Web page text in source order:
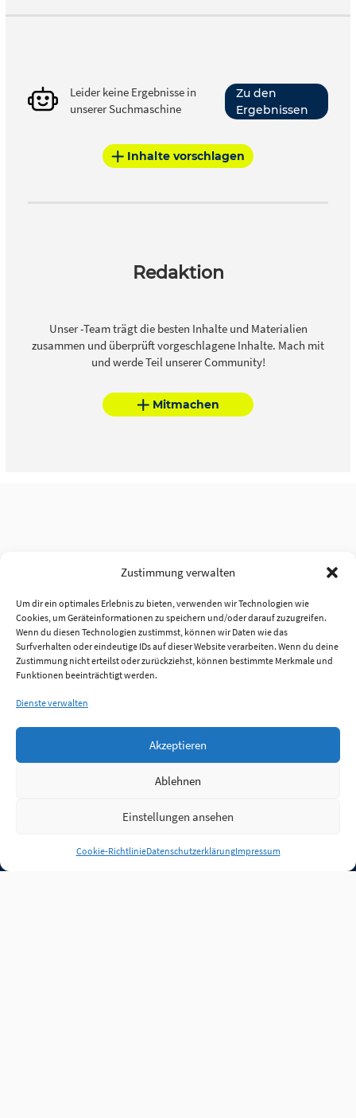
Zustimmung verwalten
Um dir ein optimales Erlebnis zu bieten, verwenden wir Technologien wie
Cookies, um Geräteinformationen zu speichern und/oder darauf zuzugreifen.
Wenn du diesen Technologien zustimmst, können wir Daten wie das
Surfverhalten oder eindeutige IDs auf dieser Website verarbeiten. Wenn du deine
Zustimmung nicht erteilst oder zurückziehst, können bestimmte Merkmale und
Funktionen beeinträchtigt werden.
Dienste verwalten
Akzeptieren
Ablehnen
Einstellungen ansehen
Cookie-RichtlinieDatenschutzerklärungImpressum
Leider keine Ergebnisse in
unserer Suchmaschine
Zu den
Ergebnissen
Inhalte vorschlagen
Redaktion
Unser -Team trägt die besten Inhalte und Materialien
zusammen und überprüft vorgeschlagene Inhalte. Mach mit
und werde Teil unserer Community!
Mitmachen
Anmelden
Jobs Partner FAQ Quellen